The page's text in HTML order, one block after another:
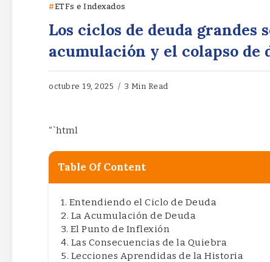
ETFs e Indexados
Los ciclos de deuda grandes
acumulación y el colapso de
octubre 19, 2025 3 Min Read
“`html
Table Of Content
Entendiendo el Ciclo de Deuda
La Acumulación de Deuda
El Punto de Inflexión
Las Consecuencias de la Quiebra
Lecciones Aprendidas de la Historia